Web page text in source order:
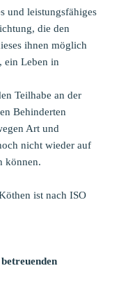
und leistungsfähiges
die den
ihnen möglich
ein Leben in
Teilhabe an der
Behinderten
Art und
nicht wieder auf
können.
ist nach ISO